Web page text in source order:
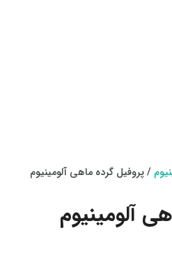
/ پروفیل گرده ماهی آلومینیوم
آلومینیوم